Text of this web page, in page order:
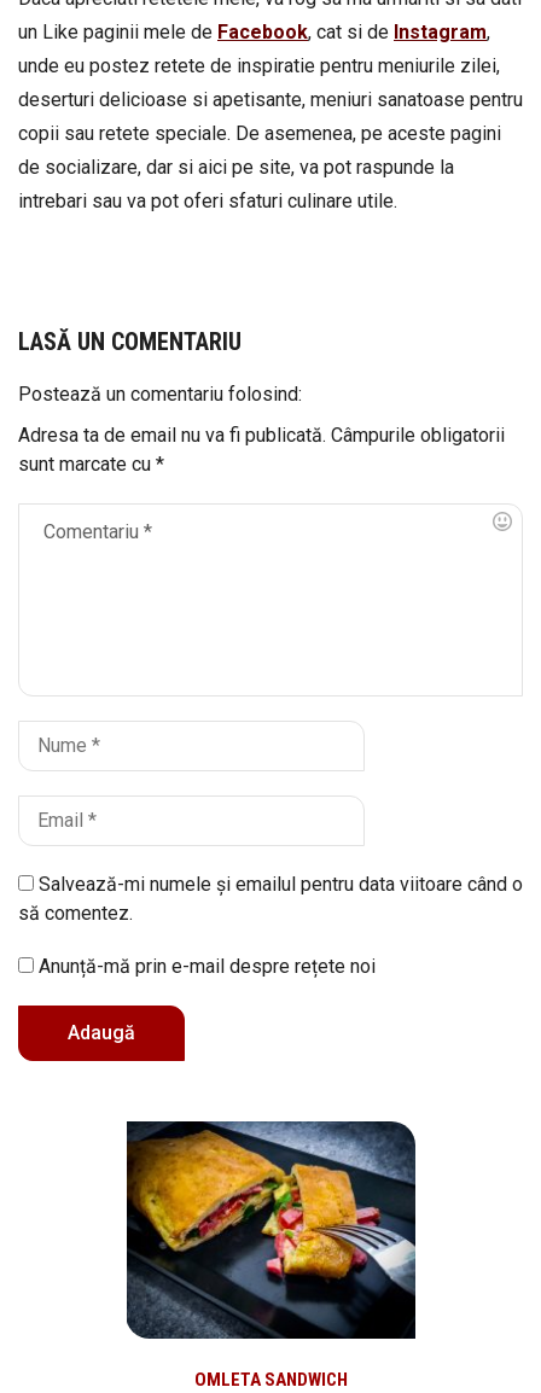
un Like paginii mele de Facebook, cat si de Instagram,
unde eu postez retete de inspiratie pentru meniurile zilei,
deserturi delicioase si apetisante, meniuri sanatoase pentru
copii sau retete speciale. De asemenea, pe aceste pagini
de socializare, dar si aici pe site, va pot raspunde la
intrebari sau va pot oferi sfaturi culinare utile.
LASĂ UN COMENTARIU
Postează un comentariu folosind:
Adresa ta de email nu va fi publicată. Câmpurile obligatorii
sunt marcate cu *
Salvează-mi numele și emailul pentru data viitoare când o
să comentez.
Anunță-mă prin e-mail despre rețete noi
OMLETA SANDWICH